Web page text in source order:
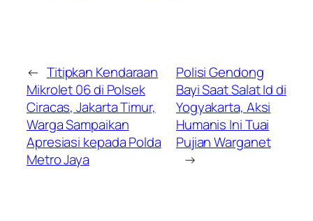
← Titipkan Kendaraan
Mikrolet 06 di Polsek
Ciracas, Jakarta Timur,
Warga Sampaikan
Apresiasi kepada Polda
Metro Jaya
Polisi Gendong
Bayi Saat Salat Id di
Yogyakarta, Aksi
Humanis Ini Tuai
Pujian Warganet
→